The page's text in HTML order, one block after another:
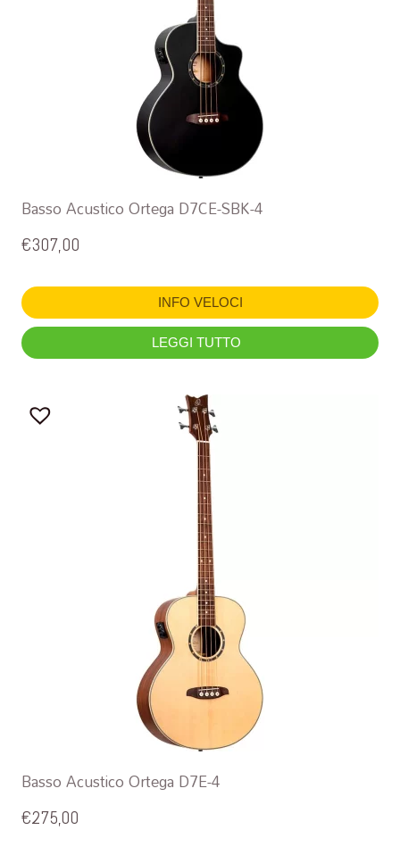
Basso Acustico Ortega D7CE-SBK-4
€307,00
INFO VELOCI
LEGGI TUTTO
Basso Acustico Ortega D7E-4
€275,00